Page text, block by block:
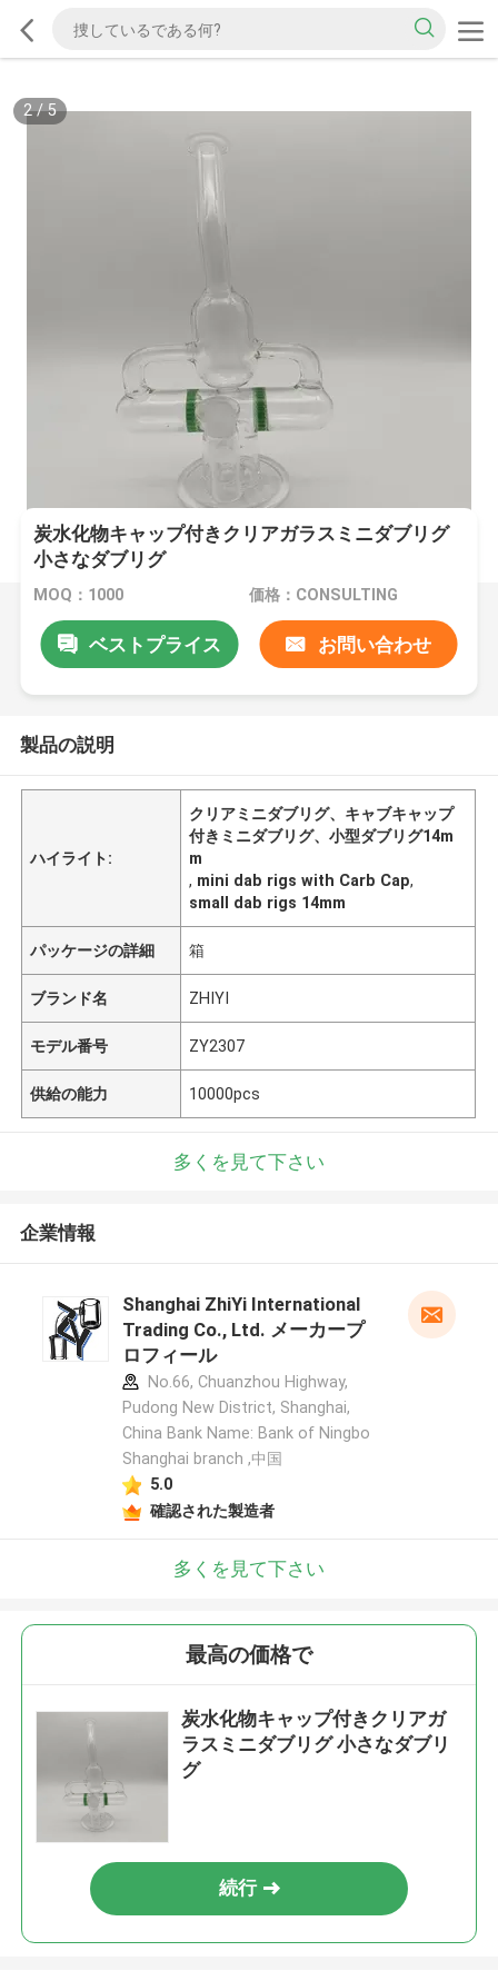
2/5
炭水化物キャップ付きクリアガラスミニダブリグ
小さなダブリグ
MOQ：1000 価格：CONSULTING
ベストプライス お問い合わせ
製品の説明
ハイライト:
クリアミニダブリグ、キャブキャップ
付きミニダブリグ、小型ダブリグ14m
m
, mini dab rigs with Carb Cap,
small dab rigs 14mm
パッケージの詳細 箱
ブランド名 ZHIYI
モデル番号 ZY2307
供給の能力 10000pcs
多くを見て下さい
企業情報
Shanghai ZhiYi International
Trading Co., Ltd. メーカープ
ロフィール
No.66, Chuanzhou Highway,
Pudong New District, Shanghai,
China Bank Name: Bank of Ningbo
Shanghai branch ,中国
5.0
確認された製造者
多くを見て下さい
最高の価格で
炭水化物キャップ付きクリアガ
ラスミニダブリグ 小さなダブリ
グ
続行